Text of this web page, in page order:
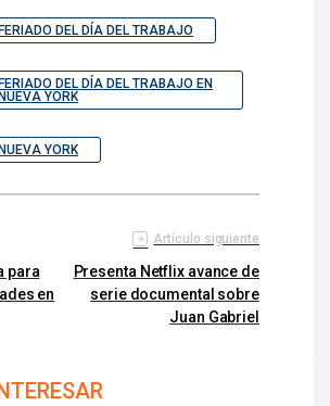
DEL DÍA DEL TRABAJO
DEL DÍA DEL TRABAJO EN
YORK
YORK
para
en
Artículo siguiente
Presenta Netflix avance de
serie documental sobre
Juan Gabriel